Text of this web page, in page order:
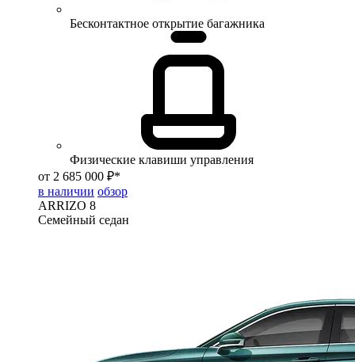
Бесконтактное открытие багажника
Физические клавиши управления
от 2 685 000 ₽*
в наличии обзор
ARRIZO 8
Семейный седан